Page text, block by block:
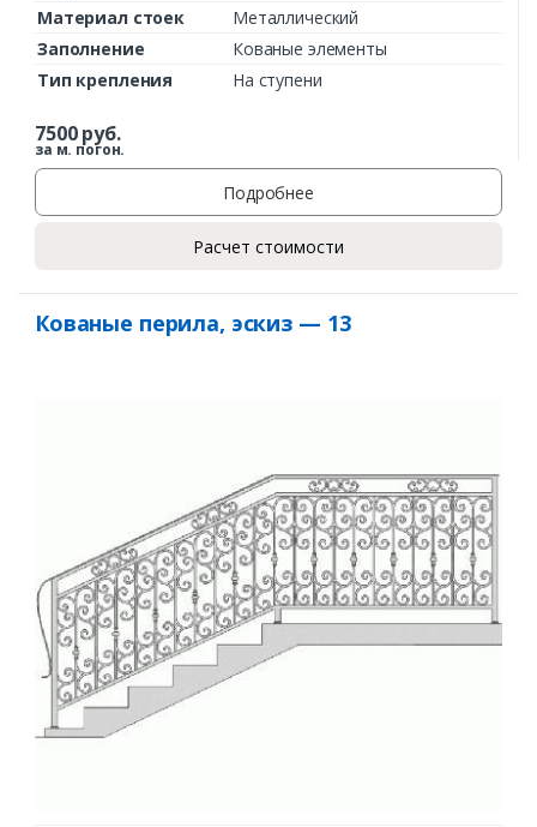
Материал стоек
Металлический
Заполнение
Кованые элементы
Тип крепления
На ступени
7500руб.
за м. погон.
Подробнее
Расчет стоимости
Кованые перила, эскиз — 13